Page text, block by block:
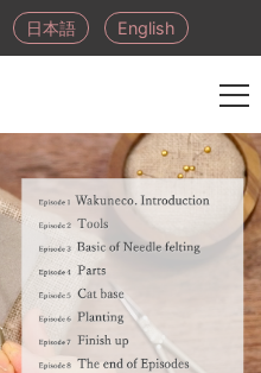
日本語 English
新
規